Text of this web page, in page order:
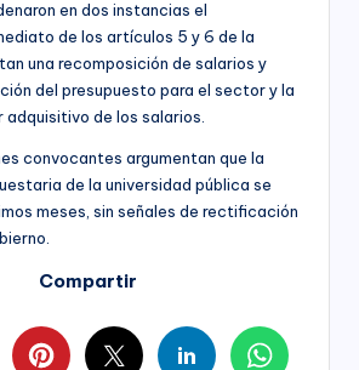
en dos instancias el
de los artículos 5 y 6 de la
una recomposición de salarios y
del presupuesto para el sector y la
de los salarios.
convocantes argumentan que la
de la universidad pública se
meses, sin señales de rectificación
Compartir